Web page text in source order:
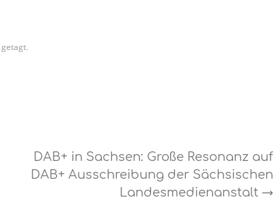
getagt.
DAB+ in Sachsen: Große Resonanz auf
DAB+ Ausschreibung der Sächsischen
Landesmedienanstalt →